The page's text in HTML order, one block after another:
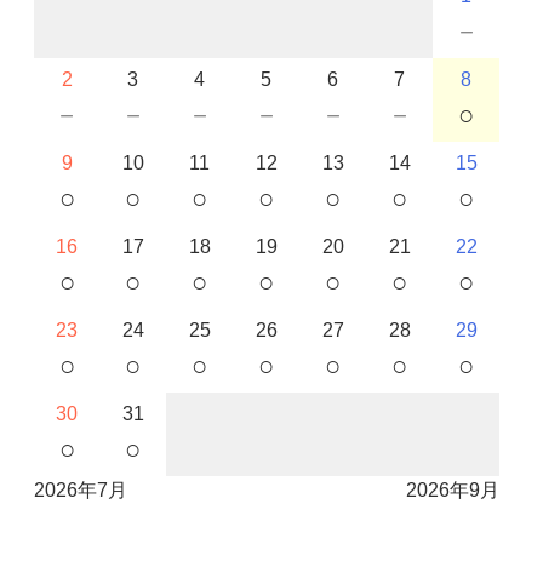
－
2
－
3
－
4
－
5
－
6
－
7
－
8
○
9
○
10
○
11
○
12
○
13
○
14
○
15
○
16
○
17
○
18
○
19
○
20
○
21
○
22
○
23
○
24
○
25
○
26
○
27
○
28
○
29
○
30
○
31
○
2026年7月 2026年9月